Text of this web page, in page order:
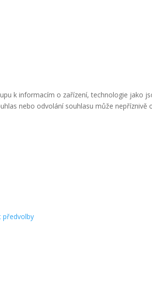
k informacím o zařízení, technologie jako
nebo odvolání souhlasu může nepříznivě
předvolby